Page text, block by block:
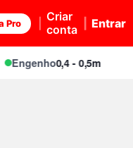
Pro
Criar
conta
Entrar
Engenho0,4 - 0,5m